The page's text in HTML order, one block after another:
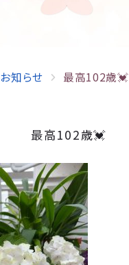
お知らせ 最高102歳💓
最高102歳💓